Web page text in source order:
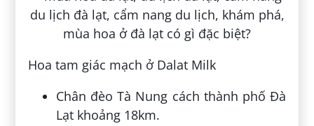
Hoa tam giác mạch ở Dalat Milk
Chân đèo Tà Nung cách thành phố Đà
Lạt khoảng 18km.